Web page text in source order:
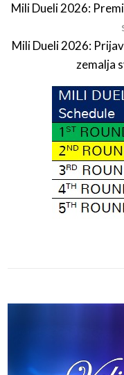
Mili Dueli 2026:
Mili Dueli 2026:
zemalja